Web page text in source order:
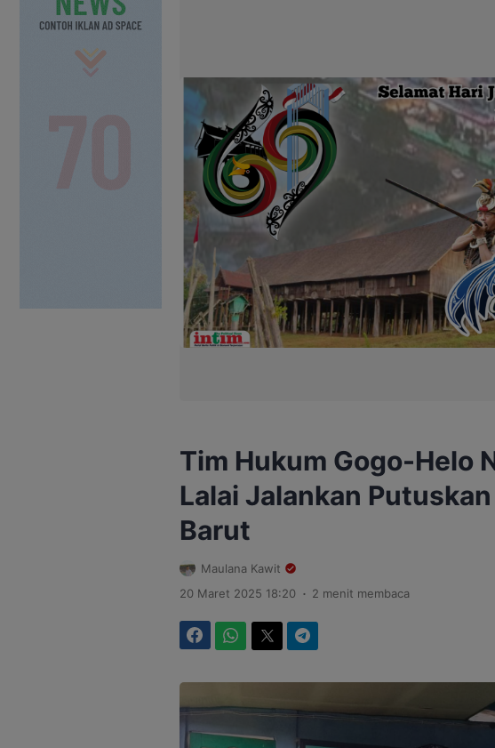
Tim Hukum Gogo-Helo
Lalai Jalankan Putuskan
Barut
Maulana Kawit
20 Maret 2025 18:20 . 2 menit membaca